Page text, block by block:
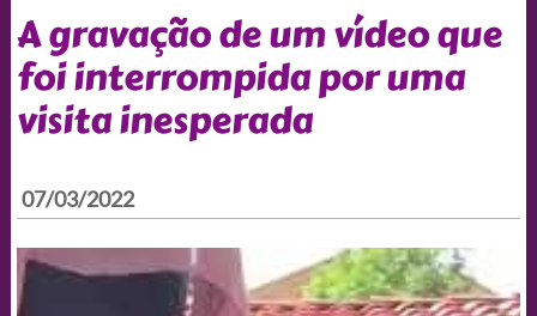
A gravação de um vídeo que
foi interrompida por uma
visita inesperada
07/03/2022